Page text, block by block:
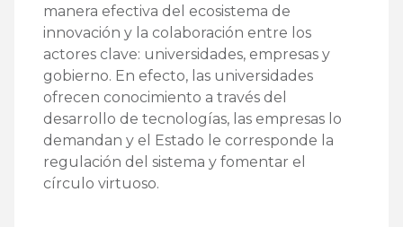
manera efectiva del ecosistema de
innovación y la colaboración entre los
actores clave: universidades, empresas y
gobierno. En efecto, las universidades
ofrecen conocimiento a través del
desarrollo de tecnologías, las empresas lo
demandan y el Estado le corresponde la
regulación del sistema y fomentar el
círculo virtuoso.